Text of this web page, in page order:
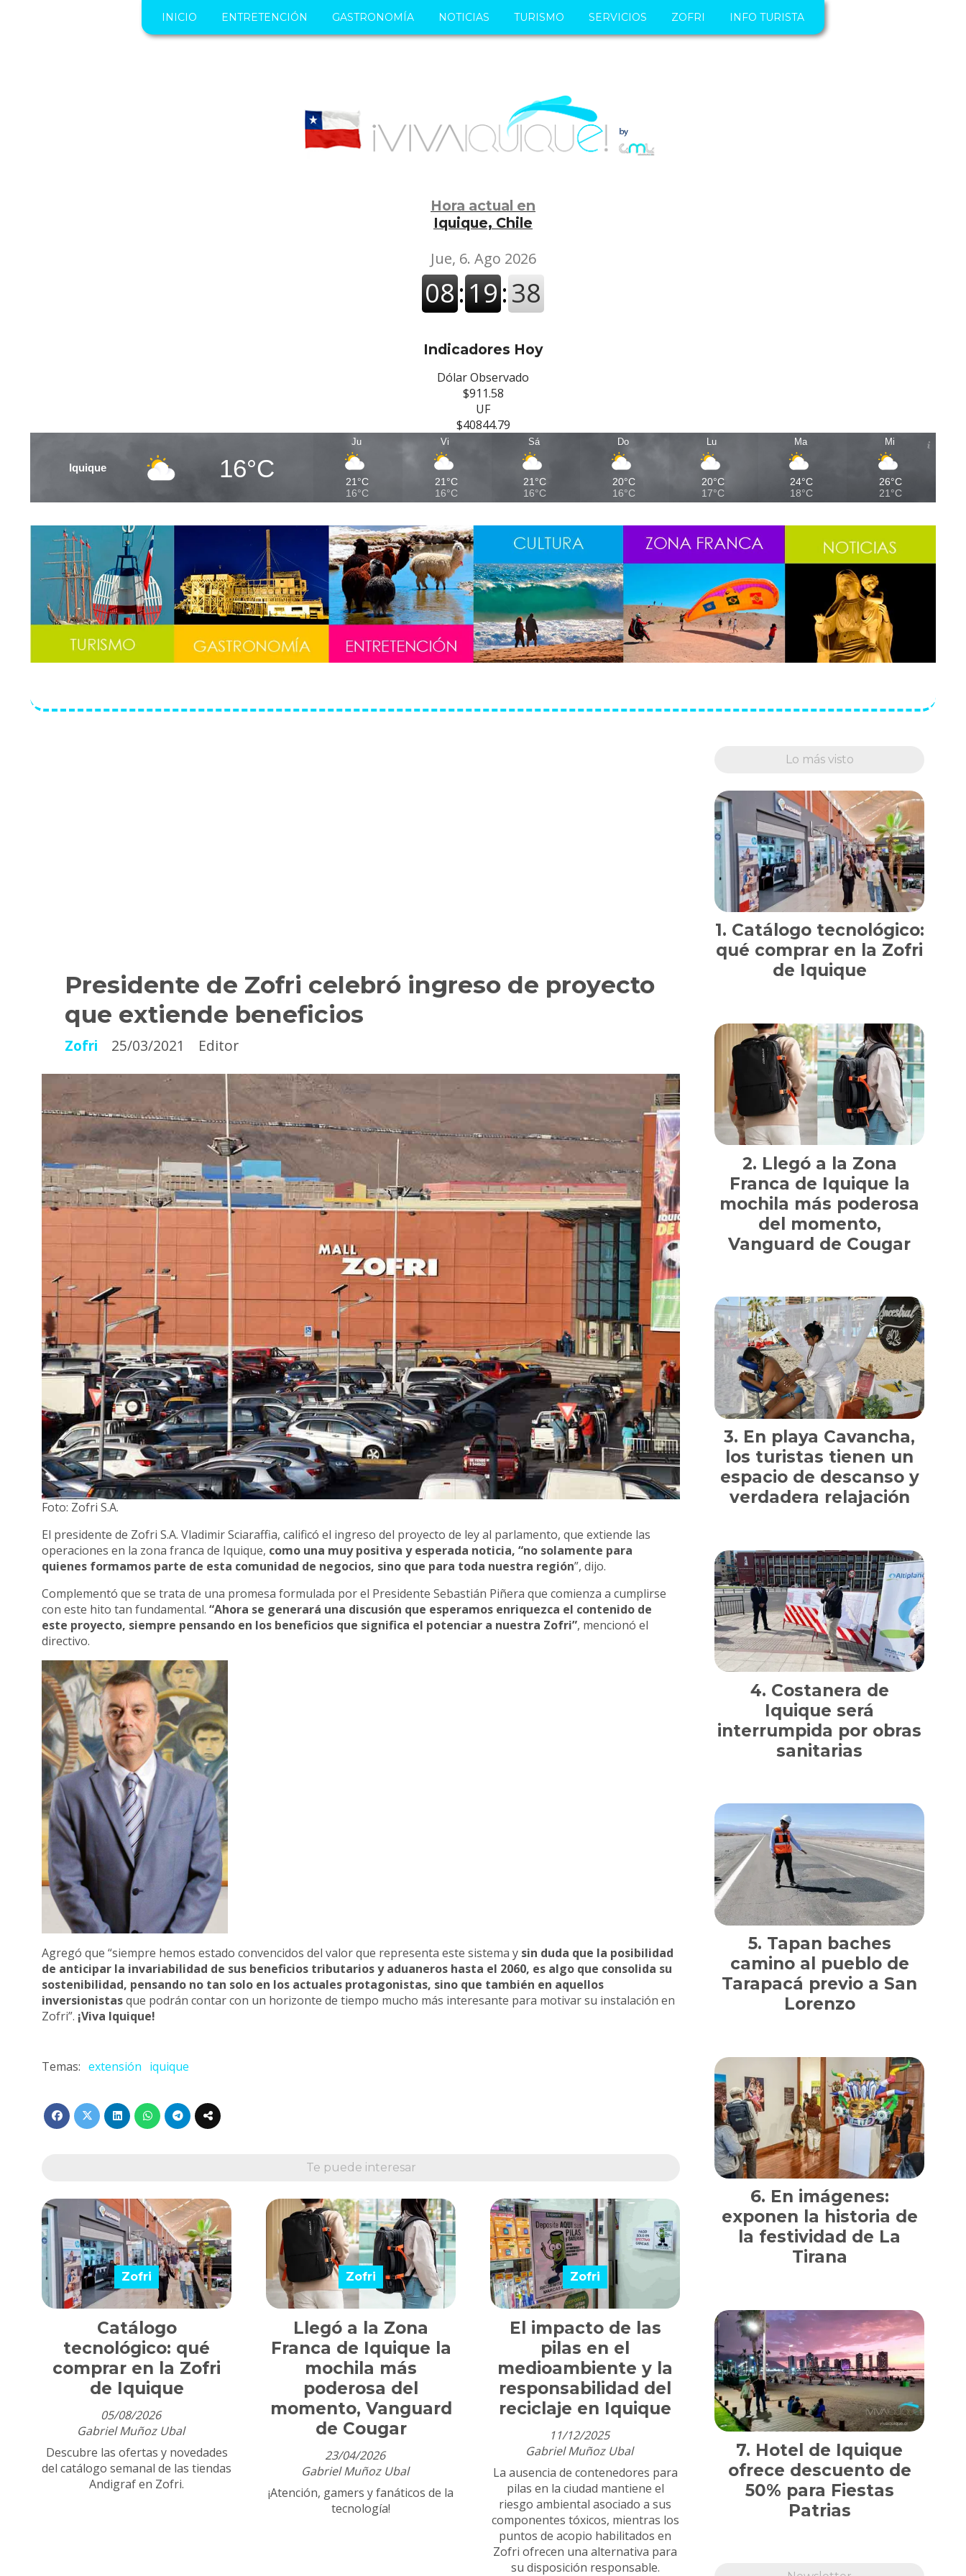
Hora actual en
Iquique, Chile
Indicadores Hoy
Dólar Observado
$911.58
UF
$40844.79
Iquique 16°C
Ju
21°C
16°C
Vi
21°C
16°C
Sá
21°C
16°C
Do
20°C
16°C
Lu
20°C
17°C
Ma
24°C
18°C
Mi
26°C
21°C
INICIO ENTRETENCIÓN GASTRONOMÍA NOTICIAS TURISMO SERVICIOS ZOFRI INFO TURISTA
Presidente de Zofri celebró ingreso de proyecto
que extiende beneficios
Zofri 25/03/2021 Editor
Foto: Zofri S.A.
El presidente de Zofri S.A. Vladimir Sciaraffia, calificó el ingreso del proyecto de ley al parlamento, que extiende las
operaciones en la zona franca de Iquique, como una muy positiva y esperada noticia, “no solamente para
quienes formamos parte de esta comunidad de negocios, sino que para toda nuestra región”, dijo.
Complementó que se trata de una promesa formulada por el Presidente Sebastián Piñera que comienza a cumplirse
con este hito tan fundamental. “Ahora se generará una discusión que esperamos enriquezca el contenido de
este proyecto, siempre pensando en los beneficios que significa el potenciar a nuestra Zofri”, mencionó el
directivo.
Agregó que “siempre hemos estado convencidos del valor que representa este sistema y sin duda que la posibilidad
de anticipar la invariabilidad de sus beneficios tributarios y aduaneros hasta el 2060, es algo que consolida su
sostenibilidad, pensando no tan solo en los actuales protagonistas, sino que también en aquellos
inversionistasque podrán contar con un horizonte de tiempo mucho más interesante para motivar su instalación en
Zofri”. ¡Viva Iquique!
extensión iquique
Te puede interesar
Catálogo
tecnológico: qué
comprar en la Zofri
de Iquique
Gabriel Muñoz Ubal
Zofri
05/08/2026
Descubre las ofertas y novedades
del catálogo semanal de las tiendas
Andigraf en Zofri.
Llegó a la Zona
Franca de Iquique la
mochila más
poderosa del
momento, Vanguard
de Cougar
Gabriel Muñoz Ubal
Zofri
23/04/2026
¡Atención, gamers y fanáticos de la
tecnología!
El impacto de las
pilas en el
medioambiente y la
responsabilidad del
reciclaje en Iquique
Gabriel Muñoz Ubal
Zofri
11/12/2025
La ausencia de contenedores para
pilas en la ciudad mantiene el
riesgo ambiental asociado a sus
componentes tóxicos, mientras los
puntos de acopio habilitados en
Zofri ofrecen una alternativa para
su disposición responsable.
Lo más visto
Catálogo tecnológico:
qué comprar en la Zofri
de Iquique
Llegó a la Zona
Franca de Iquique la
mochila más poderosa
del momento,
Vanguard de Cougar
En playa Cavancha,
los turistas tienen un
espacio de descanso y
verdadera relajación
Costanera de
Iquique será
interrumpida por obras
sanitarias
Tapan baches
camino al pueblo de
Tarapacá previo a San
Lorenzo
En imágenes:
exponen la historia de
la festividad de La
Tirana
Hotel de Iquique
ofrece descuento de
50% para Fiestas
Patrias